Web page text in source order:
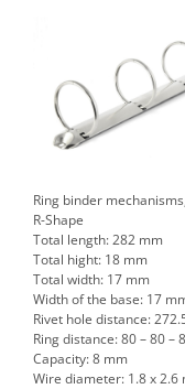
Ring binder
R-Shape
Total length: 282 mm
Total hight: 18 mm
Total width: 17 mm
Width of the base: 17
Rivet hole distance:
Ring distance: 80 – 80 –
Capacity: 8 mm
Wire diameter: 1.8 x 2.6